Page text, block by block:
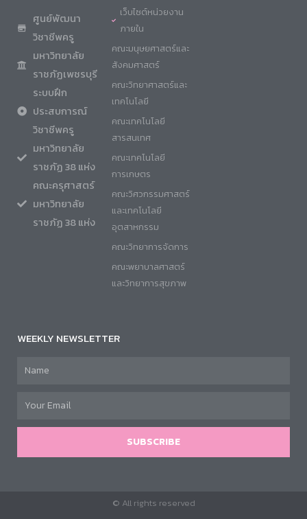
ศูนย์พัฒนา
วิชาชีพครู
มหาวิทยาลัย
ราชภัฏเพชรบุรี
ระบบฝึก
ประสบการณ์
วิชาชีพครู
มหาวิทยาลัย
ราชภัฏ 38 แห่ง
คณะครุศาสตร์
มหาวิทยาลัย
ราชภัฏ 38 แห่ง
เว็บไซต์หน่วยงาน
ภายใน
คณะมนุษยศาสตร์และ
สังคมศาสตร์
คณะวิทยาศาสตร์และ
เทคโนโลยี
คณะเทคโนโลยี
สารสนเทศ
คณะเทคโนโลยี
การเกษตร
คณะวิศวกรรมศาสตร์
และเทคโนโลยี
อุตสาหกรรม
คณะวิทยาการจัดการ
คณะพยาบาลศาสตร์
และวิทยาการสุขภาพ
WEEKLY NEWSLETTER
SUBSCRIBE
© All rights reserved